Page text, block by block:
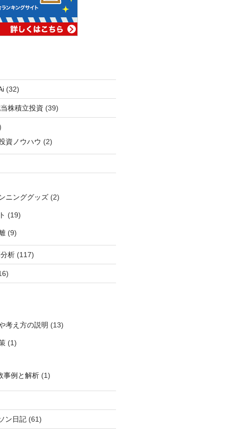
(32)
株積立投資 (39)
資ノウハウ (2)
ニンググッズ(2)
(19)
(9)
析(117)
考え方の説明 (13)
(1)
事例と解析(1)
ン日記(61)